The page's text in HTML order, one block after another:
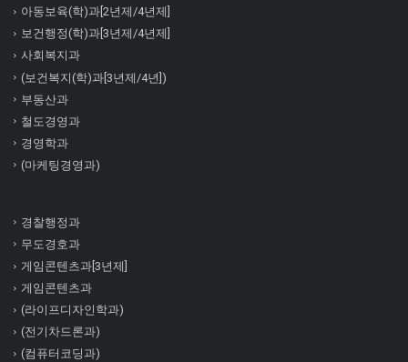
아동보육(학)과[2년제/4년제]
보건행정(학)과[3년제/4년제]
사회복지과
(보건복지(학)과[3년제/4년])
부동산과
철도경영과
경영학과
(마케팅경영과)
경찰행정과
무도경호과
게임콘텐츠과[3년제]
게임콘텐츠과
(라이프디자인학과)
(전기차드론과)
(컴퓨터코딩과)